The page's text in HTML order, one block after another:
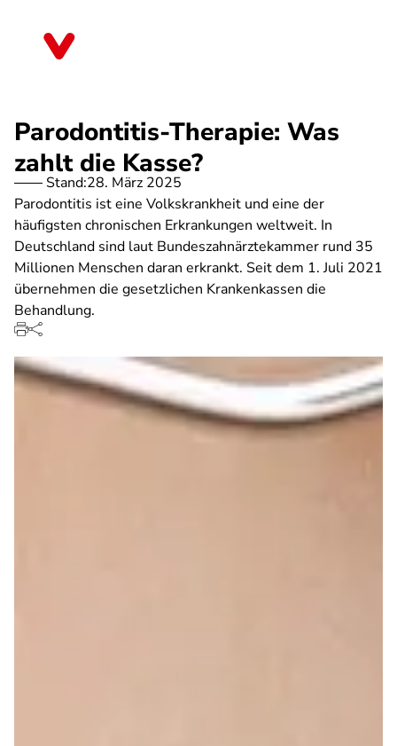
Parodontitis-Therapie: Was
zahlt die Kasse?
Stand:28. März 2025
Parodontitis ist eine Volkskrankheit und eine der
häufigsten chronischen Erkrankungen weltweit. In
Deutschland sind laut Bundeszahnärztekammer rund 35
Millionen Menschen daran erkrankt. Seit dem 1. Juli 2021
übernehmen die gesetzlichen Krankenkassen die
Behandlung.